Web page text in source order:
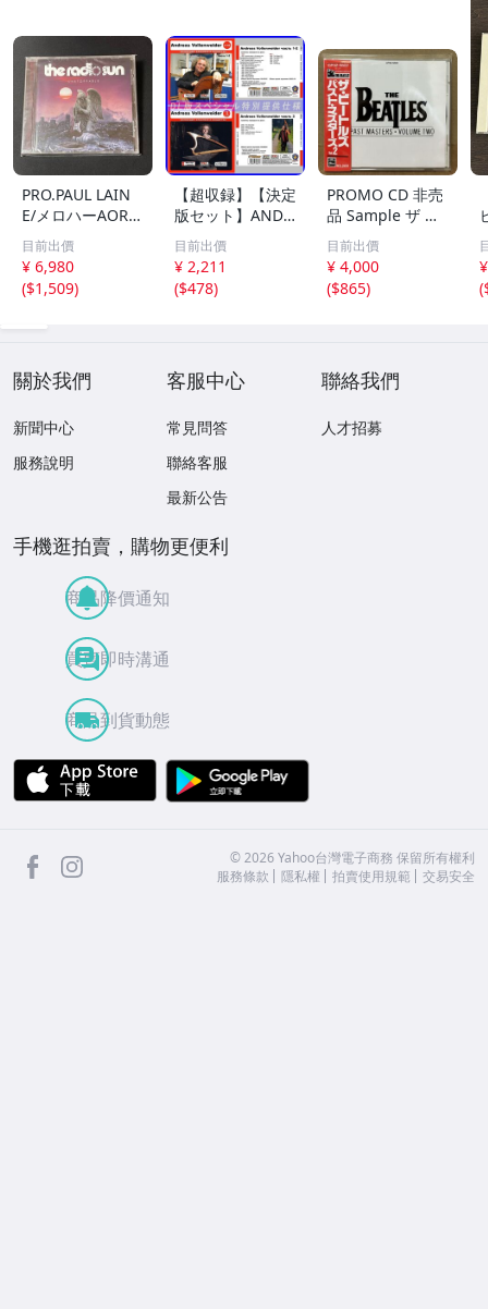
PRO.PAUL LAIN
E/メロハーAOR◆
THE RADIO SUN/
UNSTOPPABLE
目前出價
¥ 6,980
($1,509)
【超収録】【決定
版セット】ANDR
EAS VOLLENWEI
DER CD1+2+3 厳
選プレミア音源集
MP3CD-DLVer 3
目前出價
¥ 2,211
($478)
PROMO CD 非売
品 Sample ザ ビ
ートルズ パスト
マスターズ VOL.2
CP32-5602 THE
BEATLES / PAST
目前出價
¥ 4,000
($865)
(
關於我們
新聞中心
服務說明
客服中心
常見問答
聯絡客服
最新公告
聯絡我們
人才招募
手機逛拍賣，購物更便利
商品降價通知
買賣即時溝通
商品到貨動態
APP Store
facebook ©2026 Yahoo台灣電子商務 保留所有權利
服務條款
隱私權 拍賣使用規範 交易安全